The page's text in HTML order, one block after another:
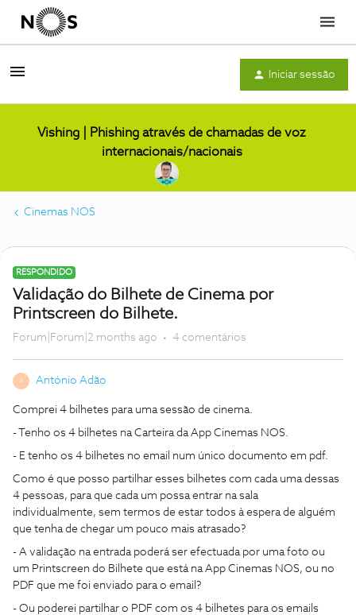
Menu
Iniciar sessão
Vishing | Phishing através de chamadas de voz
internacionais/nacionais
Cinemas NOS
RESPONDIDO
Validação do Bilhete de Cinema por
Printscreen do Bilhete.
Forum|Forum|2 months ago 4 comentários
A António Adão
Comprei 4 bilhetes para uma sessão de cinema.
- Tenho os 4 bilhetes na Carteira da App Cinemas NOS.
- E tenho os 4 bilhetes no email num único documento em pdf.
Como é que posso partilhar esses bilhetes com cada uma dessas
4 pessoas, para que cada um possa entrar na sala
individualmente, sem termos de estar todos à espera de alguém
que tenha de chegar um pouco mais atrasado?
- A validação na entrada poderá ser efectuada por uma foto ou
um Printscreen do Bilhete que está na App Cinemas NOS, ou no
PDF que me foi enviado para o email?
- Ou poderei partilhar o PDF com os 4 bilhetes para os emails